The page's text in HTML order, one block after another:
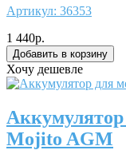
Артикул: 36353
1 440р.
Хочу дешевле
Mojito AGM